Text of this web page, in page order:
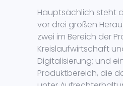
Hauptsächlich steht
vor drei großen
zwei im Bereich der
Kreislaufwirtschaft
Digitalisierung; und
Produktbereich, die